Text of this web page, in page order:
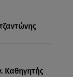
το παιδί
Καθηγητής